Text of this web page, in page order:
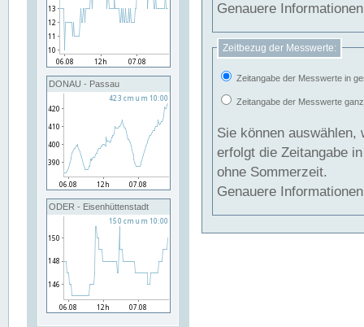
DONAU - Passau
ODER - Eisenhüttenstadt
Genauere
Zeitbezug der Messwerte:
Zeitangabe der Messwerte in
Zeitangabe der Messwerte
Sie können auswählen,
erfolgt die Zeitangabe
ohne Sommerzeit.
Genauere